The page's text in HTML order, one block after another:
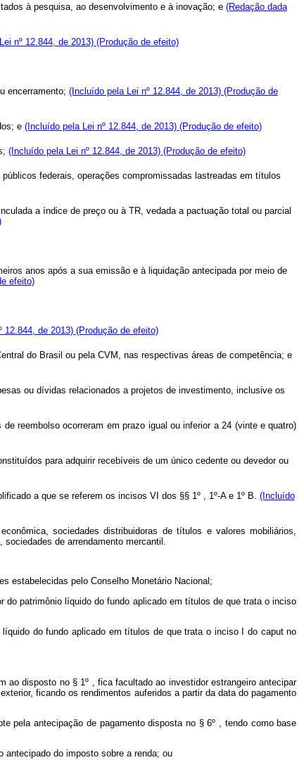
à pesquisa, ao desenvolvimento e à inovação; e (Redação dada
nº 12.844, de 2013) (Produção de efeito)
encerramento; (Incluído pela Lei nº 12.844, de 2013) (Produção de
e (Incluído pela Lei nº 12.844, de 2013) (Produção de efeito)
(Incluído pela Lei nº 12.844, de 2013) (Produção de efeito)
federais, operações compromissadas lastreadas em títulos
a índice de preço ou à TR, vedada a pactuação total ou parcial
anos após a sua emissão e à liquidação antecipada por meio de
efeito)
12.844, de 2013) (Produção de efeito)
do Brasil ou pela CVM, nas respectivas áreas de competência; e
ou dívidas relacionados a projetos de investimento, inclusive os
reembolso ocorreram em prazo igual ou inferior a 24 (vinte e quatro)
para adquirir recebíveis de um único cedente ou devedor ou
a que se referem os incisos VI dos §§ 1º , 1º-A e 1º ­B. (Incluído
sociedades distribuidoras de títulos e valores mobiliários,
de arrendamento mercantil.
estabelecidas pelo Conselho Monetário Nacional;
patrimônio líquido do fundo aplicado em títulos de que trata o inciso
do fundo aplicado em títulos de que trata o inciso I do caputno
ao disposto no § 1º , fica facultado ao investidor estrangeiro antecipar
ficando os rendimentos auferidos a partir da data do pagamento
pela antecipação de pagamento disposta no § 6º , tendo como base
antecipado do imposto sobre a renda; ou